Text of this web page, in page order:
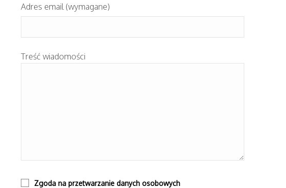
Adres email (wymagane)
Treść wiadomości
Zgoda na przetwarzanie danych osobowych